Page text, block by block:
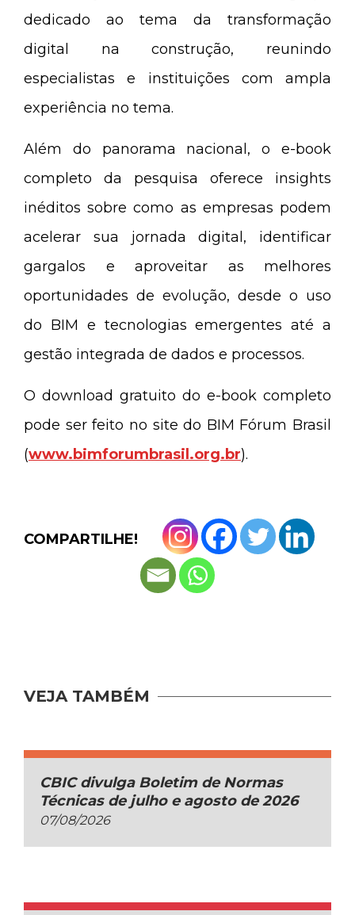
dedicado ao tema da transformação
digital na construção, reunindo
especialistas e instituições com ampla
experiência no tema.
Além do panorama nacional, o e-book
completo da pesquisa oferece insights
inéditos sobre como as empresas podem
acelerar sua jornada digital, identificar
gargalos e aproveitar as melhores
oportunidades de evolução, desde o uso
do BIM e tecnologias emergentes até a
gestão integrada de dados e processos.
O download gratuito do e-book completo
pode ser feito no site do BIM Fórum Brasil
(www.bimforumbrasil.org.br).
COMPARTILHE!
VEJA TAMBÉM
CBIC divulga Boletim de Normas
Técnicas de julho e agosto de 2026
07/08/2026